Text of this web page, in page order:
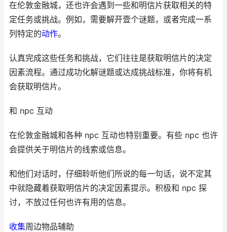
在伦敦金融城，还也许会遇到一些和明信片获取相关的特
定任务或挑战。例如，需要解开壹个谜题，或者完成一系
列特定的动作。
认真完成这些任务和挑战，它们往往是获取明信片的决定
因素流程。通过成功化解谜题或达成挑战标准，你将有机
会获取明信片。
和 npc 互动
在伦敦金融城和各种 npc 互动也特别重要。有些 npc 也许
会提供关于明信片的线索或信息。
和他们对话时，仔细聆听他们所说的每一句话，说不定其
中就隐藏着获取明信片的决定因素提示。积极和 npc 探
讨，不放过任何也许有用的信息。
收集周边物品辅助